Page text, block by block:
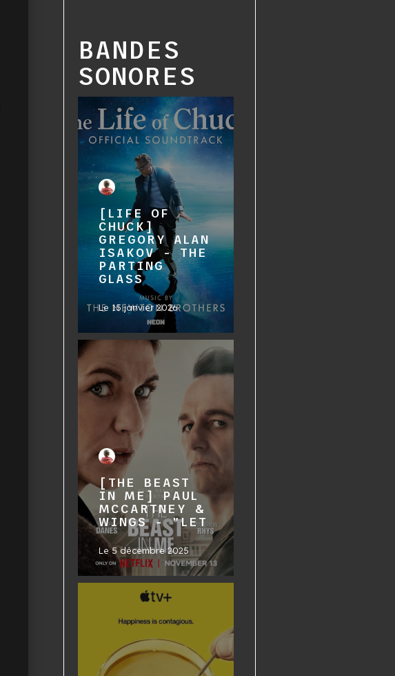
BANDES
SONORES
[LIFE OF
CHUCK]
GREGORY ALAN
ISAKOV - THE
PARTING
GLASS
Le 15 janvier 2026
[THE BEAST
IN ME] PAUL
MCCARTNEY &
WINGS - "LET
Le5 décembre 2025